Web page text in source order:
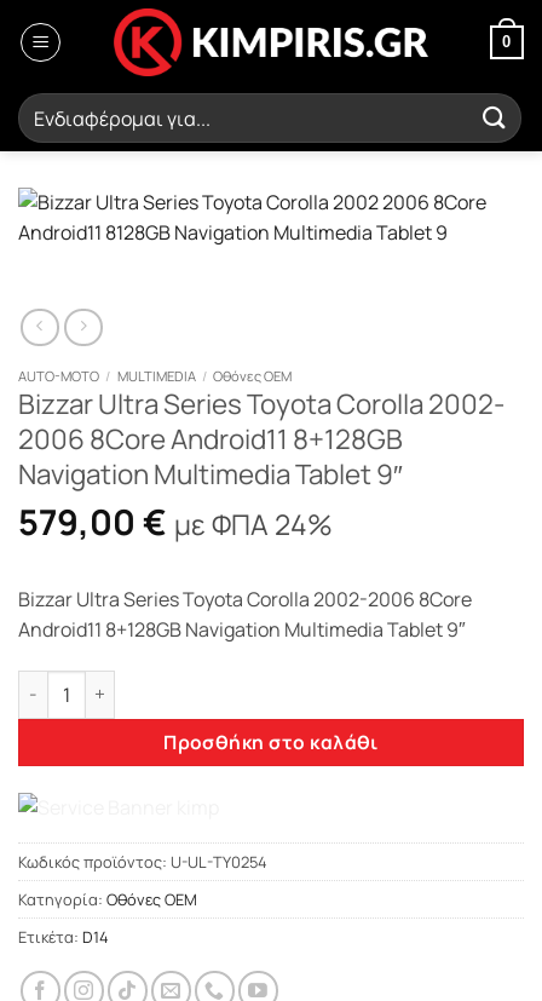
στο
0
Αναζήτηση
για:
AUTO-MOTO / MULTIMEDIA / Οθόνες OEM
Bizzar Ultra Series Toyota Corolla 2002-
2006 8Core Android11 8+128GB
Navigation Multimedia Tablet 9″
579,00 € με ΦΠΑ 24%
Bizzar Ultra Series Toyota Corolla 2002-2006 8Core
Android11 8+128GB Navigation Multimedia Tablet 9″
Bizzar Ultra Series Toyota Corolla 2002-2006 8Core
Προσθήκη στο καλάθι
Κωδικός προϊόντος: U-UL-TY0254
Κατηγορία: Οθόνες OEM
Ετικέτα: D14